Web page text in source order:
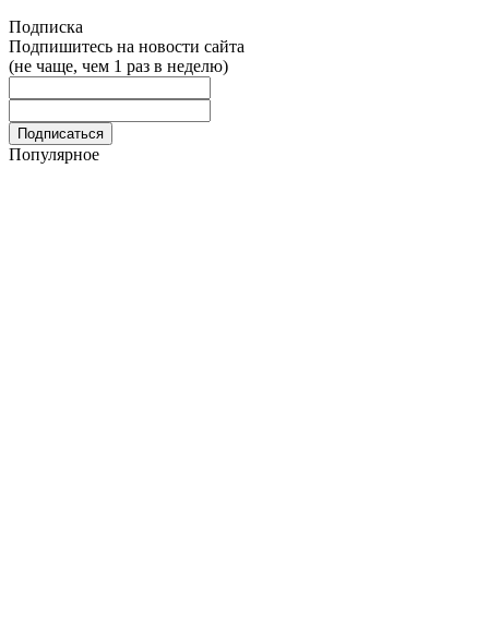
Подписка
Подпишитесь на новости сайта
(не чаще, чем 1 раз в неделю)
Популярное